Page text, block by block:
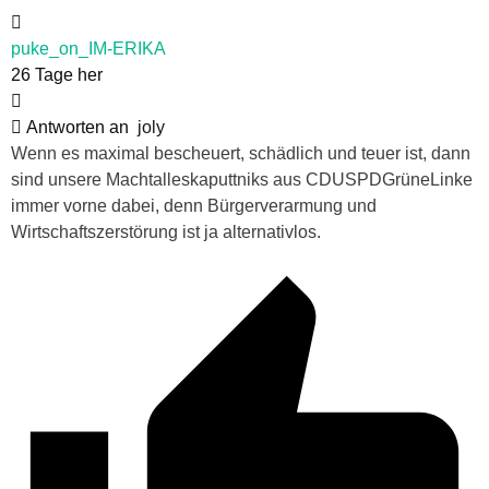
puke_on_IM-ERIKA
26 Tage her
Antworten an joly
Wenn es maximal bescheuert, schädlich und teuer ist, dann
sind unsere Machtalleskaputtniks aus CDUSPDGrüneLinke
immer vorne dabei, denn Bürgerverarmung und
Wirtschaftszerstörung ist ja alternativlos.